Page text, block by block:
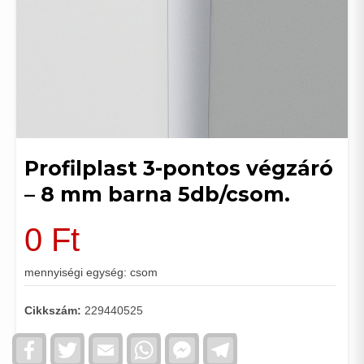
Profilplast 3-pontos végzáró
– 8 mm barna 5db/csom.
0 Ft
mennyiségi egység: csom
Cikkszám: 229440525
FacebookTwitter Email WhatsAppFacebook
Messenger